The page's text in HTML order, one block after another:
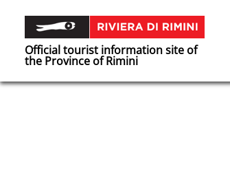
Official tourist information site of
the Province of Rimini